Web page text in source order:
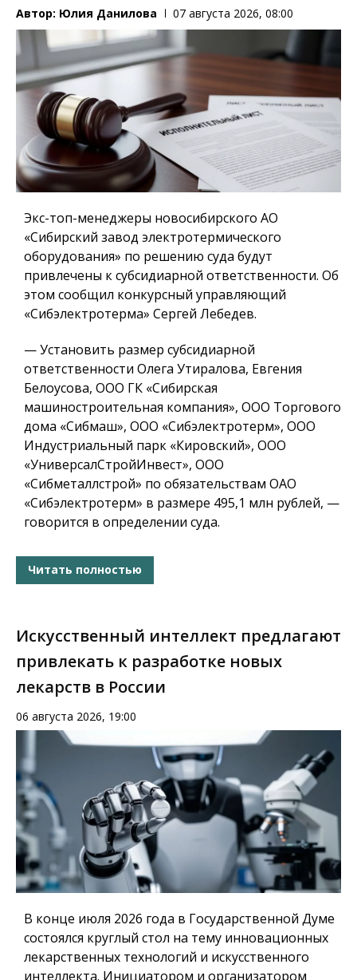
Автор: Юлия Данилова 07 августа 2026, 08:00
Экс-топ-менеджеры новосибирского АО
«Сибирский завод электротермического
оборудования» по решению суда будут
привлечены к субсидиарной ответственности. Об
этом сообщил конкурсный управляющий
«Сибэлектротерма» Сергей Лебедев.
— Установить размер субсидиарной
ответственности Олега Утиралова, Евгения
Белоусова, ООО ГК «Сибирская
машиностроительная компания», ООО Торгового
дома «Сибмаш», ООО «Сибэлектротерм», ООО
Индустриальный парк «Кировский», ООО
«УниверсалСтройИнвест», ООО
«Сибметаллстрой» по обязательствам ОАО
«Сибэлектротерм» в размере 495,1 млн рублей, —
говорится в определении суда.
Читать полностью
Искусственный интеллект предлагают
привлекать к разработке новых
лекарств в России
06 августа 2026, 19:00
В конце июля 2026 года в Государственной Думе
состоялся круглый стол на тему инновационных
лекарственных технологий и искусственного
интеллекта. Инициатором и организатором